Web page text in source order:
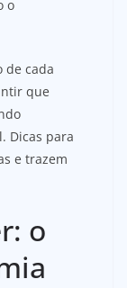
o
de cada
que
Dicas para
e trazem
o